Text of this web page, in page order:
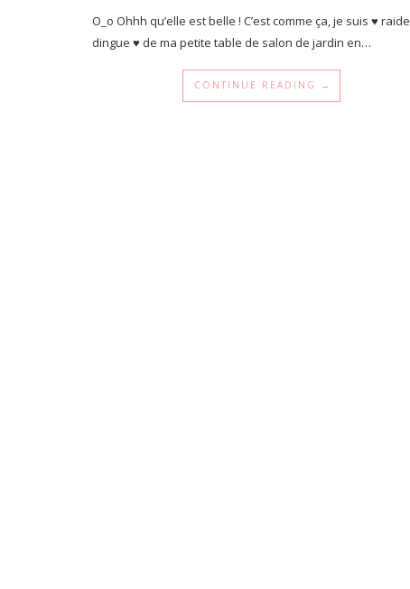
O_o Ohhh qu’elle est belle ! C’est comme ça, je suis ♥ raide
dingue ♥ de ma petite table de salon de jardin en…
CONTINUE READING →